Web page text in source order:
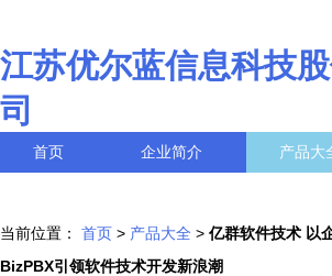
江苏优尔蓝信息科技
司
首页 企业简介 产品大
当前位置： 首页 > 产品大全 > 亿群软件技术 以
BizPBX引领软件技术开发新浪潮